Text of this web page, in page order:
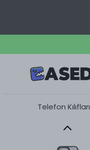
Telefon Kılıfları